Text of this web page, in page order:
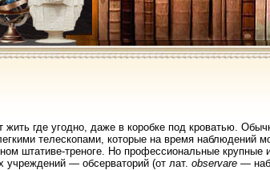
где угодно, даже в коробке под кроватью.
телескопами, которые на время наблюдений
штативе-треноге. Но профессиональные
учреждений — обсерваторий (от лат. observare —